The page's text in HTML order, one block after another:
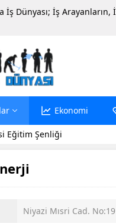
İş Dünyası; İş
Ekonomi
Bulundu
Niyazi Mısri Cad.